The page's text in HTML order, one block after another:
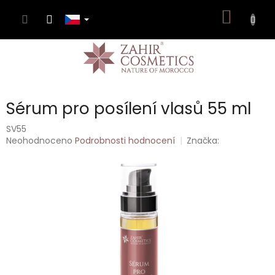
KOŠÍK
Sérum pro posílení vlasů 55 ml
SV55
Průměrné
Neohodnoceno Podrobnosti hodnocení Značka: